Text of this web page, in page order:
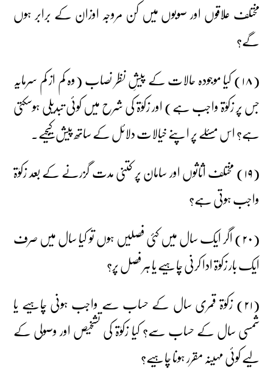
مختلف علاقوں اور صوبوں میں کن مروجہ اوزان کے برابر ہوں
گے؟
(۱۸) کیا موجودہ حالات کے پیشِ نظر نصاب (وہ کم از کم سرمایہ
جس پر زکوٰۃ واجب ہے) اور زکوٰۃ کی شرح میں کوئی تبدیلی ہوسکتی
ہے؟ اس مسئلے پر اپنے خیالات دلائل کے ساتھ پیش کیجیے۔
(۱۹) مختلف اثاثوں اور سامان پر کتنی مدت گزرنے کے بعد زکوٰۃ
واجب ہوتی ہے؟
(۲۰) اگر ایک سال میں کئی فصلیں ہوں تو کیا سال میں صرف
ایک بار زکوٰۃ ادا کرنی چاہیے یا ہر فصل پر؟
(۲۱) زکوٰۃ قمری سال کے حساب سے واجب ہونی چاہیے یا
شمسی سال کے حساب سے؟ کیا زکوٰۃ کی تشخیص اور وصولی کے
لیے کوئی مہینہ مقرر ہونا چاہیے؟